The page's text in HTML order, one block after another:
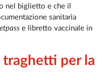
nel biglietto e che il
sanitaria
e libretto vaccinale in
traghetti per la